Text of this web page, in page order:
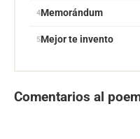
Memorándum
Mejor te invento
Comentarios al